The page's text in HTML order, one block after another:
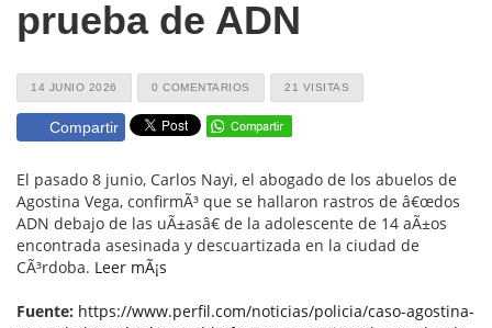
prueba de ADN
14 JUNIO 2026 0 COMENTARIOS 21 VISITAS
Compartir
El pasado 8 junio, Carlos Nayi, el abogado de los abuelos de
Agostina Vega, confirmÃ³ que se hallaron rastros de â€œdos
ADN debajo de las uÃ±asâ€ de la adolescente de 14 aÃ±os
encontrada asesinada y descuartizada en la ciudad de
CÃ³rdoba. Leer mÃ¡s
Fuente: https://www.perfil.com/noticias/policia/caso-agostina-